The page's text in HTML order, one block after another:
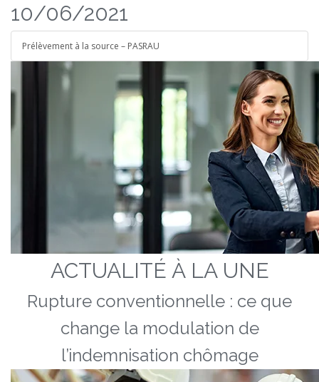
10/06/2021
Prélèvement à la source – PASRAU
ACTUALITÉ À LA UNE
Rupture conventionnelle : ce que
change la modulation de
l’indemnisation chômage